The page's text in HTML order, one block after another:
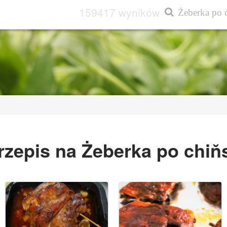
159417 wyników
na Żeberka po